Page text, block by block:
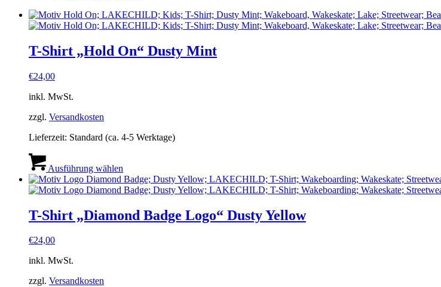
T-Shirt „Hold On“ Dusty Mint
€24,00
inkl. MwSt.
zzgl. Versandkosten
Lieferzeit: Standard (ca. 4-5 Werktage)
Ausführung wählen
weist
mehrere
auf.
Die
T-Shirt „Diamond Badge Logo“ Dusty Yellow
€24,00
inkl. MwSt.
zzgl. Versandkosten